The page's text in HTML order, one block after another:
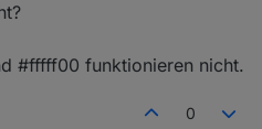
#fffff00 funktionieren nicht.
0